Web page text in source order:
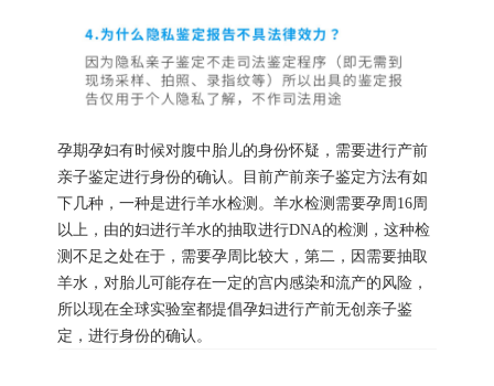
孕期孕妇有时候对腹中胎儿的身份怀疑，需要进行产前
亲子鉴定进行身份的确认。目前产前亲子鉴定方法有如
下几种，一种是进行羊水检测。羊水检测需要孕周16周
以上，由的妇进行羊水的抽取进行DNA的检测，这种检
测不足之处在于，需要孕周比较大，第二，因需要抽取
羊水，对胎儿可能存在一定的宫内感染和流产的风险，
所以现在全球实验室都提倡孕妇进行产前无创亲子鉴
定，进行身份的确认。